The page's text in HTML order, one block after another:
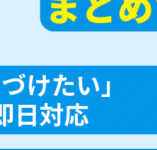
けたい」
日対応